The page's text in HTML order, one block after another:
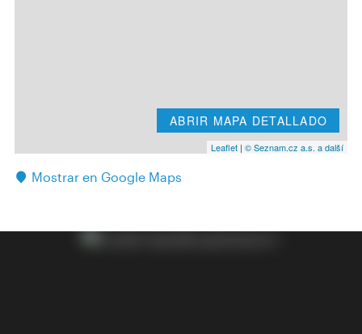
ABRIR MAPA DETALLADO
Leaflet | © Seznam.cz a.s. a další
Mostrar en Google Maps